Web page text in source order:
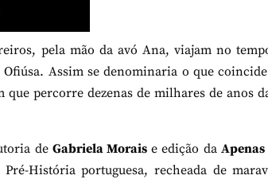
pela mão da avó Ana, viajam no
Assim se denominaria o que
percorre dezenas de milhares de anos
de Gabriela Morais e edição da
História portuguesa, recheada de